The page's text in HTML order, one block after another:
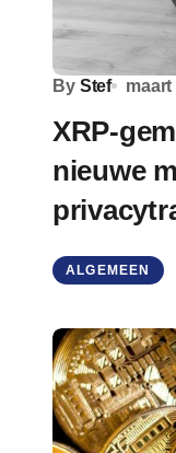
By Stef maart
XRP-
nieuwe
ALGEMEEN